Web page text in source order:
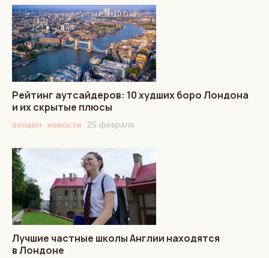
Рейтинг аутсайдеров: 10 худших боро Лондона
и их скрытые плюсы
ЛОНДОН НОВОСТИ 25 февраля
Лучшие частные школы Англии находятся
в Лондоне